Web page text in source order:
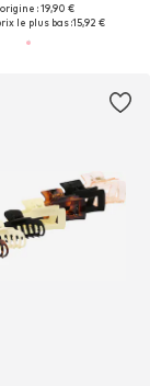
: 19,90 €
le plus bas :15,92 €